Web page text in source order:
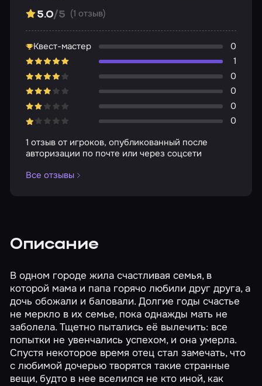
5.0/5 (1 отзыв)
Квест-мастер
0
1
0
0
0
0
1 отзыв от игроков, опубликованный после
авторизации по почте или через соцсети
Все отзывы
Описание
В одном городе жила счастливая семья, в
которой мама и папа горячо любили друг друга, а
дочь обожали и баловали. Долгие годы счастье
не меркло в их семье, пока однажды мать не
заболела. Тщетно пытались её вылечить: все
попытки не увенчались успехом, и она умерла.
Спустя некоторое время отец стал замечать, что
с любимой дочерью творятся такие странные
вещи, будто в нее вселился не кто иной, как